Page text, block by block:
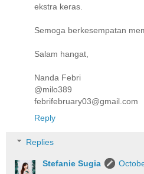
ekstra keras.
Semoga berkesempatan
Salam hangat,
Nanda Febri
@milo389
febrifebruary03@gmail.com
Reply
Replies
Stefanie Sugia